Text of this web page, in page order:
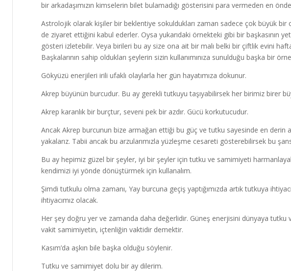
bir arkadaşımızın kimselerin bilet bulamadığı gösterisini para vermeden en
Astrolojik olarak kişiler bir beklentiye sokuldukları zaman sadece çok büyük
de ziyaret ettiğini kabul ederler. Oysa yukarıdaki örnekteki gibi bir başkasının
gösteri izletebilir. Veya birileri bu ay size ona ait bir malı belki bir çiftlik evini
Başkalarının sahip oldukları şeylerin sizin kullanımınıza sunulduğu başka bir
Gökyüzü enerjileri irili ufaklı olaylarla her gün hayatımıza dokunur.
Akrep büyünün burcudur. Bu ay gerekli tutkuyu taşıyabilirsek her birimiz birer
Akrep karanlık bir burçtur, seveni pek bir azdır. Gücü korkutucudur.
Ancak Akrep burcunun bize armağan ettiği bu güç ve tutku sayesinde en derin
yakalarız. Tabii ancak bu arzularımızla yüzleşme cesareti gösterebilirsek bu
Bu ay hepimiz güzel bir şeyler, iyi bir şeyler için tutku ve samimiyeti
kendimizi iyi yönde dönüştürmek için kullanalım.
Şimdi tutkulu olma zamanı, Yay burcuna geçiş yaptığımızda artık tutkuya
ihtiyacımız olacak.
Her şey doğru yer ve zamanda daha değerlidir. Güneş enerjisini dünyaya
vakit samimiyetin, içtenliğin vaktidir demektir.
Kasım’da aşkın bile başka olduğu söylenir.
Tutku ve samimiyet dolu bir ay dilerim.